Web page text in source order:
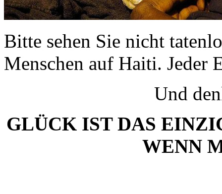
Bitte sehen Sie nicht
Menschen auf Haiti. Jeder
Und
GLÜCK IST DAS
WENN